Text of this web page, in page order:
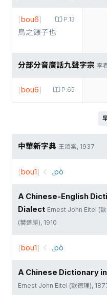
P.13
[bou6]
鳥之餵子也
分部分音廣話九聲字宗 李
P.65
[bou6]
中華新字典 王頌棠, 1937
[bou1] ꜀pò
A Chinese-English
Dialect Ernest John Eitel (
(葉道勝), 1910
[bou1] ꜀pò
A Chinese Dictionary
Ernest John Eitel (歐德理),